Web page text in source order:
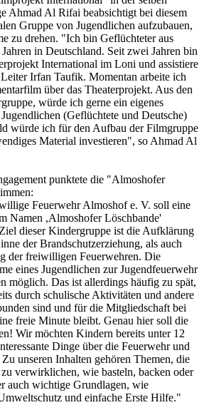
Ahmad Al Rifai beabsichtigt bei diesem
Gruppe von Jugendlichen aufzubauen,
zu drehen. "Ich bin Geflüchteter aus
in Deutschland. Seit zwei Jahren bin
International im Loni und assistiere
Irfan Taufik. Momentan arbeite ich
über das Theaterprojekt. Aus den
würde ich gerne ein eigenes
(Geflüchtete und Deutsche)
würde ich für den Aufbau der Filmgruppe
Material investieren", so Ahmad Al
punktete die "Almoshofer
Feuerwehr Almoshof e. V. soll eine
Namen ,Almoshofer Löschbande'
dieser Kindergruppe ist die Aufklärung
der Brandschutzerziehung, als auch
der freiwilligen Feuerwehren. Die
eines Jugendlichen zur Jugendfeuerwehr
möglich. Das ist allerdings häufig zu spät,
durch schulische Aktivitäten und andere
sind und für die Mitgliedschaft bei
freie Minute bleibt. Genau hier soll die
Wir möchten Kindern bereits unter 12
Dinge über die Feuerwehr und
unseren Inhalten gehören Themen, die
verwirklichen, wie basteln, backen oder
auch wichtige Grundlagen, wie
und einfache Erste Hilfe."